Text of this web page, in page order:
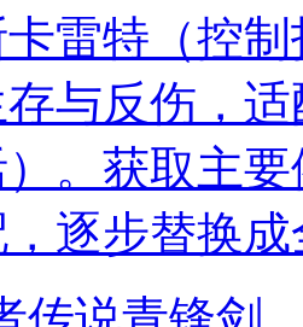
雷特（控
与反伤，
。获取主
逐步替换